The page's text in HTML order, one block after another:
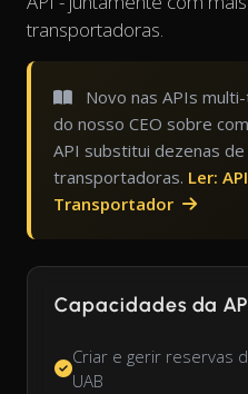
transportadoras.
Novo nas APIs
do nosso CEO sobre
API substitui dezenas de
transportadoras. Ler:
Transportador
Capacidades da
Criar e gerir reservas
UAB